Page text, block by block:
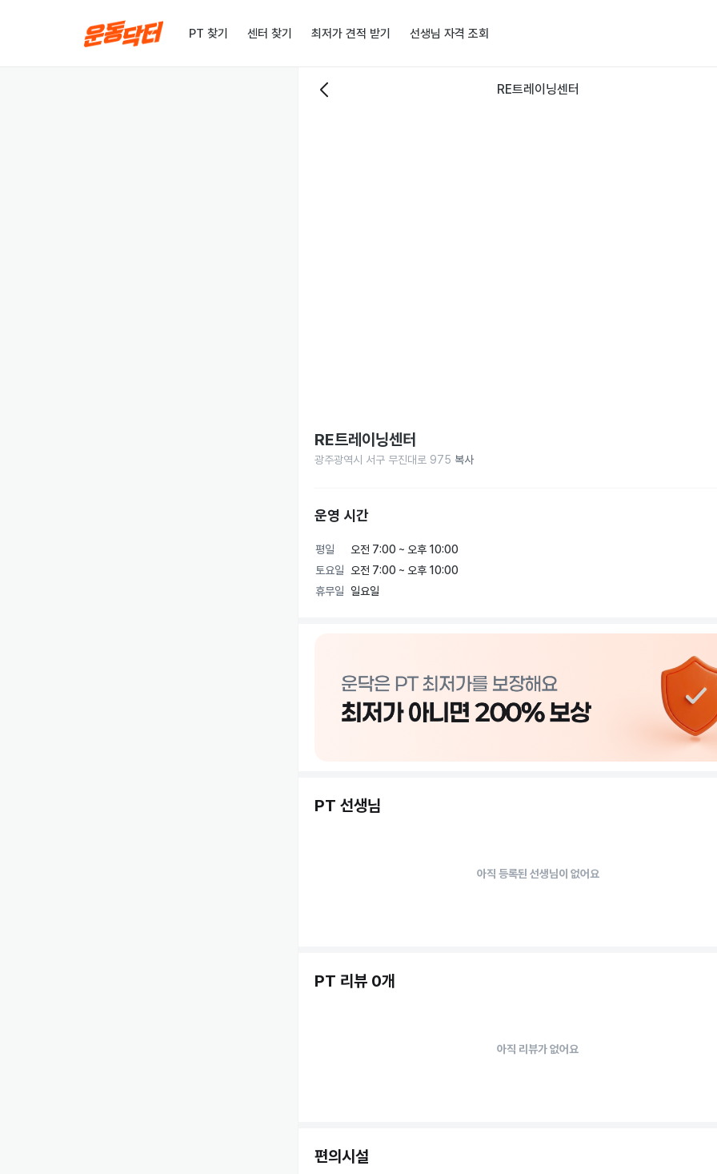
PT 찾기 센터 찾기 최저가 견적 받기 선생님 자격 조회
RE트레이닝센터
RE트레이닝센터
광주광역시 서구 무진대로 975 복사
운영 시간
평일
오전 7:00 ~ 오후 10:00
토요일
오전 7:00 ~ 오후 10:00
휴무일
일요일
PT 선생님
아직 등록된 선생님이 없어요
PT 리뷰 0개
아직 리뷰가 없어요
편의시설